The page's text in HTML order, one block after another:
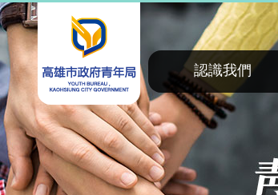
跳到主要內容區塊
認識我們